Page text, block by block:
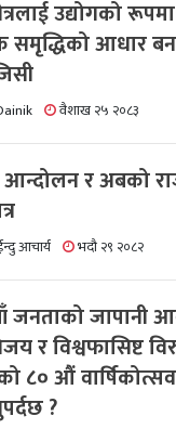
उद्योगको
समृद्धिको आधार
वैशाख २५ २०८३
र अबको
आचार्य भदौ २९ २०८२
जनताको जापानी
र विश्वफासिष्ट
८० औं
?